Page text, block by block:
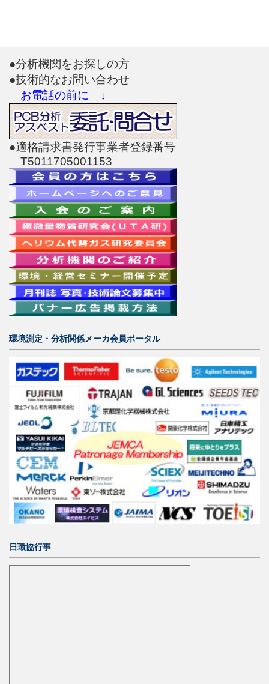
●分析機関をお探しの方
●技術的なお問い合わせ
お電話の前に ↓
●適格請求書発行事業者登録番号
T5011705001153
環境測定・分析関係メーカ会員ポータル
日環協行事